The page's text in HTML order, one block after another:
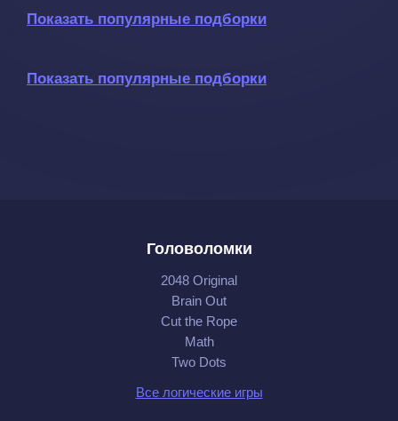
Показать популярные подборки
Показать популярные подборки
Головоломки
2048 Original
Brain Out
Cut the Rope
Math
Two Dots
Все логические игры